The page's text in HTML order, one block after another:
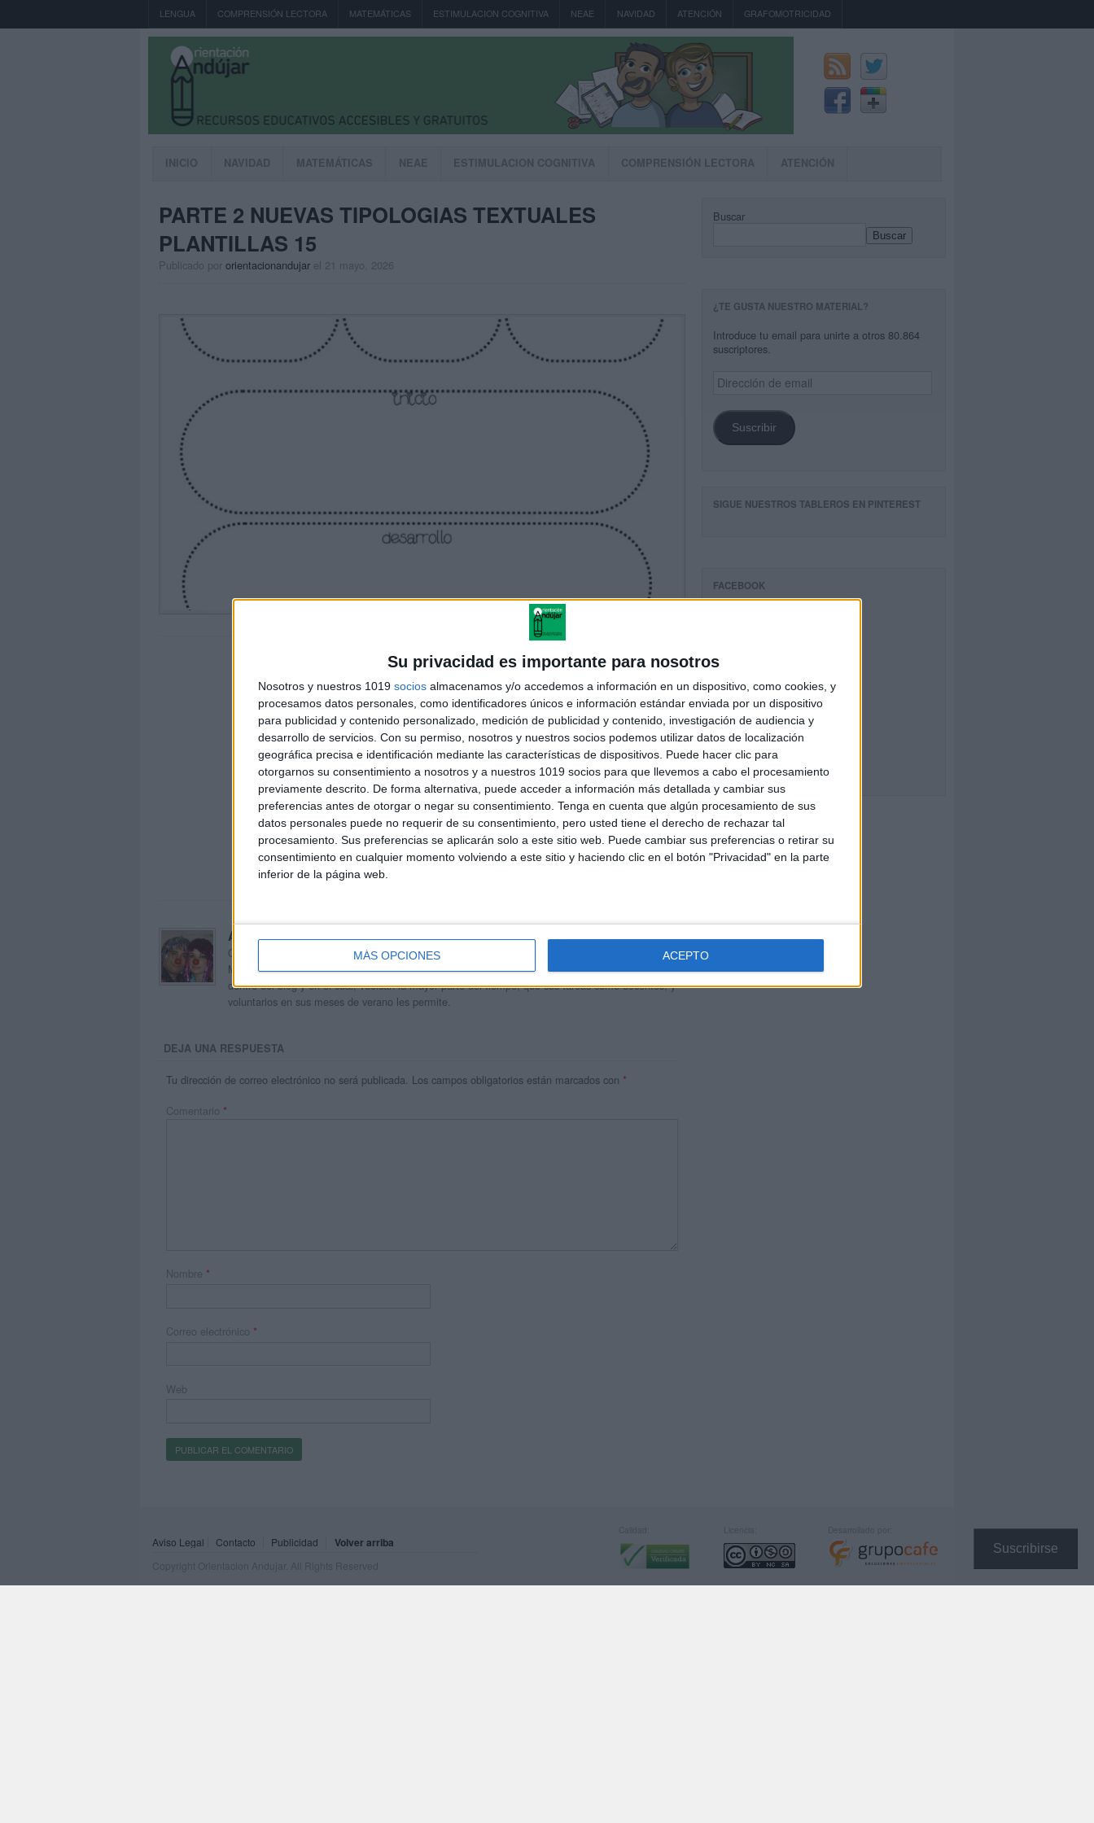
Su privacidad es importante para nosotros
Nosotros y nuestros 1019 socios almacenamos y/o accedemos a información en un dispositivo, como cookies, y
procesamos datos personales, como identificadores únicos e información estándar enviada por un dispositivo
para publicidad y contenido personalizado, medición de publicidad y contenido, investigación de audiencia y
desarrollo de servicios. Con su permiso, nosotros y nuestros socios podemos utilizar datos de localización
geográfica precisa e identificación mediante las características de dispositivos. Puede hacer clic para
otorgarnos su consentimiento a nosotros y a nuestros 1019 socios para que llevemos a cabo el procesamiento
previamente descrito. De forma alternativa, puede acceder a información más detallada y cambiar sus
preferencias antes de otorgar o negar su consentimiento. Tenga en cuenta que algún procesamiento de sus
datos personales puede no requerir de su consentimiento, pero usted tiene el derecho de rechazar tal
procesamiento. Sus preferencias se aplicarán solo a este sitio web. Puede cambiar sus preferencias o retirar su
consentimiento en cualquier momento volviendo a este sitio y haciendo clic en el botón "Privacidad" en la parte
inferior de la página web.
MÁS OPCIONES ACEPTO
Suscribirse
LENGUA COMPRENSIÓN LECTORA MATEMÁTICAS ESTIMULACION COGNITIVA NEAE NAVIDAD ATENCIÓN GRAFOMOTRICIDAD
INICIO NAVIDAD MATEMÁTICAS NEAE ESTIMULACION COGNITIVA COMPRENSIÓN LECTORA ATENCIÓN
PARTE 2 NUEVAS TIPOLOGIAS TEXTUALES
PLANTILLAS 15
Publicado por orientacionandujar el 21 mayo, 2026
Acerca de orientacionandujar
Orientación Andújar no es solo un blog, es la apuesta personal de dos profesores Ginés y
Maribel, que además de ser pareja, son los encargados de los contenidos que encontramos
dentro del blog y en el cual, vuelcan la mayor parte del tiempo, que sus tareas como docentes, y
voluntarios en sus meses de verano les permite.
DEJA UNA RESPUESTA
Tu dirección de correo electrónico no será publicada. Los campos obligatorios están marcados con *
Comentario *
Nombre *
Correo electrónico *
Web
Buscar
Buscar
¿TE GUSTA NUESTRO MATERIAL?
Introduce tu email para unirte a otros 80.864
suscriptores.
Dirección
de
Suscribir
SIGUE NUESTROS TABLEROS EN PINTEREST
FACEBOOK
Aviso Legal Contacto Publicidad Volver arriba